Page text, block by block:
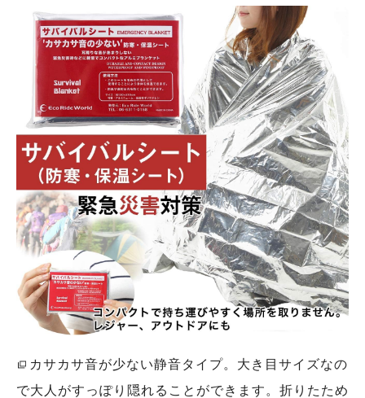
カサカサ音が少ない静音タイプ。大き目サイズなの
で大人がすっぽり隠れることができます。折りたため